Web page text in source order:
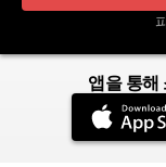
앱을 통해